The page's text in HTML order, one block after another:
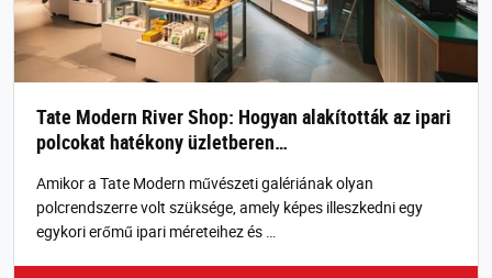
Tate Modern River Shop: Hogyan alakították az ipari
polcokat hatékony üzletberen…
Amikor a Tate Modern művészeti galériának olyan
polcrendszerre volt szüksége, amely képes illeszkedni egy
egykori erőmű ipari méreteihez és …